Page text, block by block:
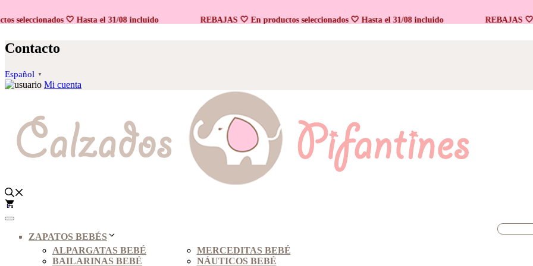
🤍 Hasta el 31/08 incluido REBAJAS 🤍 En productos seleccionados 🤍 Hasta el 31/08 incluido REBAJAS 🤍
al
contenido
Contacto
Español ▼
Mi cuenta
0
ZAPATOS BEBÉS
ALPARGATAS BEBÉ
BAILARINAS BEBÉ
MERCEDITAS BEBÉ
NÁUTICOS BEBÉ